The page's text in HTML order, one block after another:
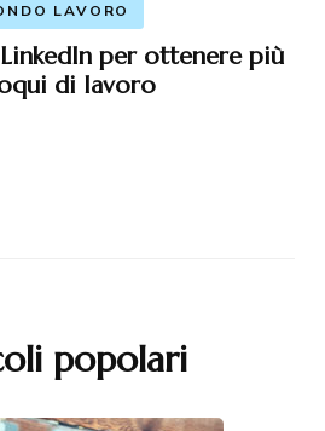
LAVORO
per ottenere più
di lavoro
popolari